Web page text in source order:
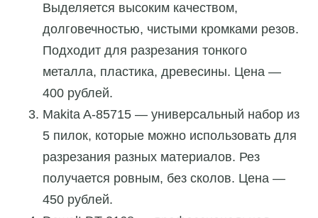
Выделяется высоким качеством,
долговечностью, чистыми кромками резов.
Подходит для разрезания тонкого
металла, пластика, древесины. Цена —
400 рублей.
Makita A-85715 — универсальный набор из
5 пилок, которые можно использовать для
разрезания разных материалов. Рез
получается ровным, без сколов. Цена —
450 рублей.